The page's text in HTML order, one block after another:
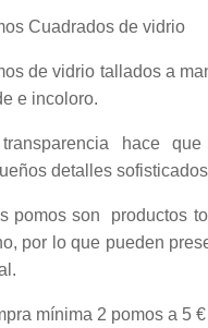
Cuadrados de vidrio
de vidrio tallados a
e incoloro.
hace
detalles
pomos son productos
por lo que pueden
mínima 2 pomos a 5